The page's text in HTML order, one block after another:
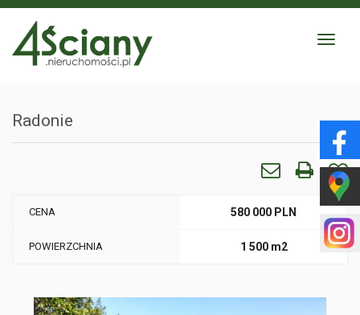
Toggle
Radonie
CENA 580 000 PLN
POWIERZCHNIA 1 500 m2